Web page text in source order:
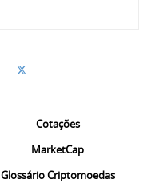
Cotações
MarketCap
Glossário Criptomoedas